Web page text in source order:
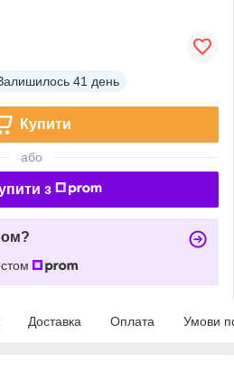
41 день
Купити
або
з
Доставка Оплата Умови